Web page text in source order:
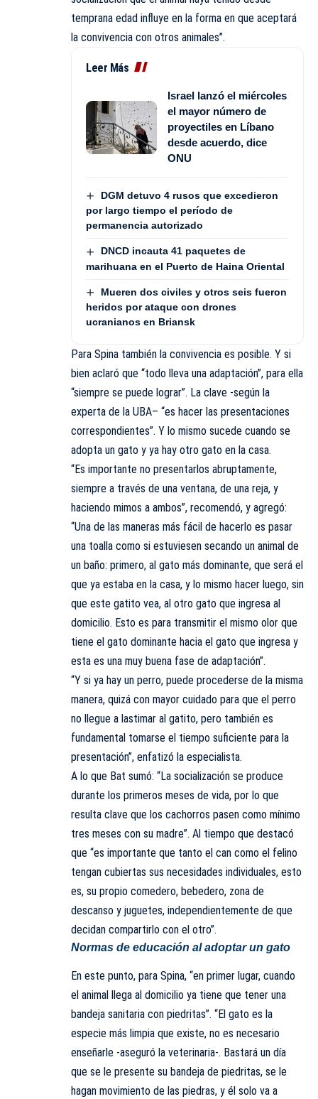
temprana edad influye en la forma en que aceptará
la convivencia con otros animales”.
Leer Más
Israel lanzó el miércoles
el mayor número de
proyectiles en Líbano
desde acuerdo, dice
ONU
DGM detuvo 4 rusos que excedieron
por largo tiempo el período de
permanencia autorizado
DNCD incauta 41 paquetes de
marihuana en el Puerto de Haina Oriental
Mueren dos civiles y otros seis fueron
heridos por ataque con drones
ucranianos en Briansk
Para Spina también la convivencia es posible. Y si
bien aclaró que “todo lleva una adaptación”, para ella
“siempre se puede lograr”. La clave -según la
experta de la UBA– “es hacer las presentaciones
correspondientes”. Y lo mismo sucede cuando se
adopta un gato y ya hay otro gato en la casa.
“Es importante no presentarlos abruptamente,
siempre a través de una ventana, de una reja, y
haciendo mimos a ambos”, recomendó, y agregó:
“Una de las maneras más fácil de hacerlo es pasar
una toalla como si estuviesen secando un animal de
un baño: primero, al gato más dominante, que será el
que ya estaba en la casa, y lo mismo hacer luego, sin
que este gatito vea, al otro gato que ingresa al
domicilio. Esto es para transmitir el mismo olor que
tiene el gato dominante hacia el gato que ingresa y
esta es una muy buena fase de adaptación”.
“Y si ya hay un perro, puede procederse de la misma
manera, quizá con mayor cuidado para que el perro
no llegue a lastimar al gatito, pero también es
fundamental tomarse el tiempo suficiente para la
presentación”, enfatizó la especialista.
A lo que Bat sumó: “La socialización se produce
durante los primeros meses de vida, por lo que
resulta clave que los cachorros pasen como mínimo
tres meses con su madre”. Al tiempo que destacó
que “es importante que tanto el can como el felino
tengan cubiertas sus necesidades individuales, esto
es, su propio comedero, bebedero, zona de
descanso y juguetes, independientemente de que
decidan compartirlo con el otro”.
Normas de educación al adoptar un gato
En este punto, para Spina, “en primer lugar, cuando
el animal llega al domicilio ya tiene que tener una
bandeja sanitaria con piedritas”. “El gato es la
especie más limpia que existe, no es necesario
enseñarle -aseguró la veterinaria-. Bastará un día
que se le presente su bandeja de piedritas, se le
hagan movimiento de las piedras, y él solo va a